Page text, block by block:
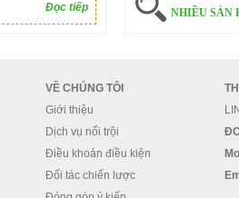
Đọc tiếp
NHIỀU SẢN
VỀ CHÚNG TÔI
Giới thiệu
Dịch vụ nổi trội
Điều khoản điều kiện
Đối tác chiến lược